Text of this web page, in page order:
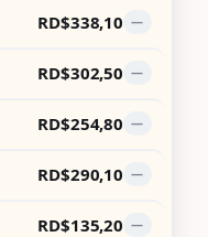
RD$338,10 —
RD$302,50 —
RD$254,80 —
RD$290,10 —
RD$135,20 —